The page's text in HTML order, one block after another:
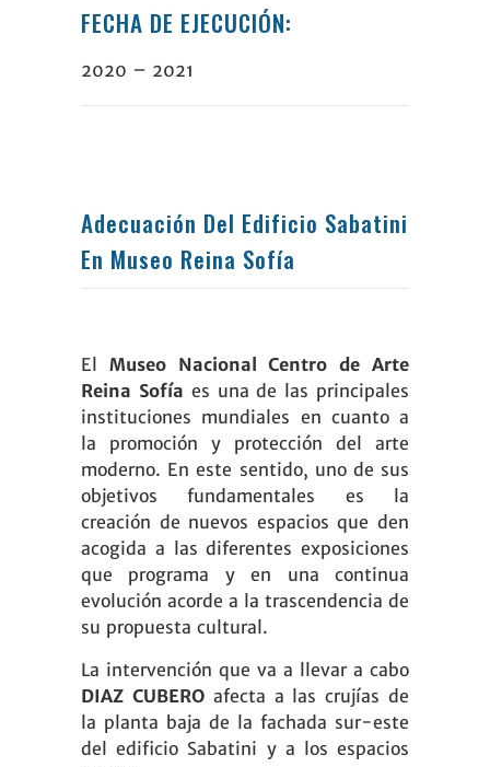
FECHA DE EJECUCIÓN:
2020 – 2021
Adecuación Del Edificio Sabatini
En Museo Reina Sofía
El Museo Nacional Centro de Arte
Reina Sofía es una de las principales
instituciones mundiales en cuanto a
la promoción y protección del arte
moderno. En este sentido, uno de sus
objetivos fundamentales es la
creación de nuevos espacios que den
acogida a las diferentes exposiciones
que programa y en una continua
evolución acorde a la trascendencia de
su propuesta cultural.
La intervención que va a llevar a cabo
DIAZ CUBEROafecta a las crujías de
la planta baja de la fachada sur-este
del edificio Sabatini y a los espacios